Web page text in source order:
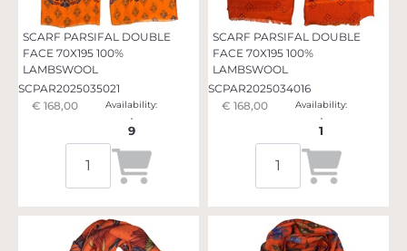
SCARF PARSIFAL DOUBLE
FACE 70X195 100%
LAMBSWOOL
SCPAR2025035021
€ 168,00
Availability:
9
Quantità
SCARF PARSIFAL DOUBLE
FACE 70X195 100%
LAMBSWOOL
SCPAR2025034016
€ 168,00
Availability:
1
Quantità